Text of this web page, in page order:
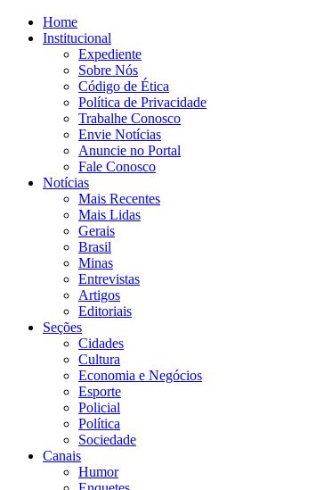
Home
Institucional
Expediente
Sobre Nós
Código de Ética
Política de Privacidade
Trabalhe Conosco
Envie Notícias
Anuncie no Portal
Fale Conosco
Notícias
Mais Recentes
Mais Lidas
Gerais
Brasil
Minas
Entrevistas
Artigos
Editoriais
Seções
Cidades
Cultura
Economia e Negócios
Esporte
Policial
Política
Sociedade
Canais
Humor